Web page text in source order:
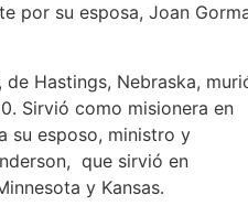
por su esposa, Joan
de Hastings, Nebraska,
Sirvió como misionera en
su esposo, ministro y
que sirvió en
y Kansas.